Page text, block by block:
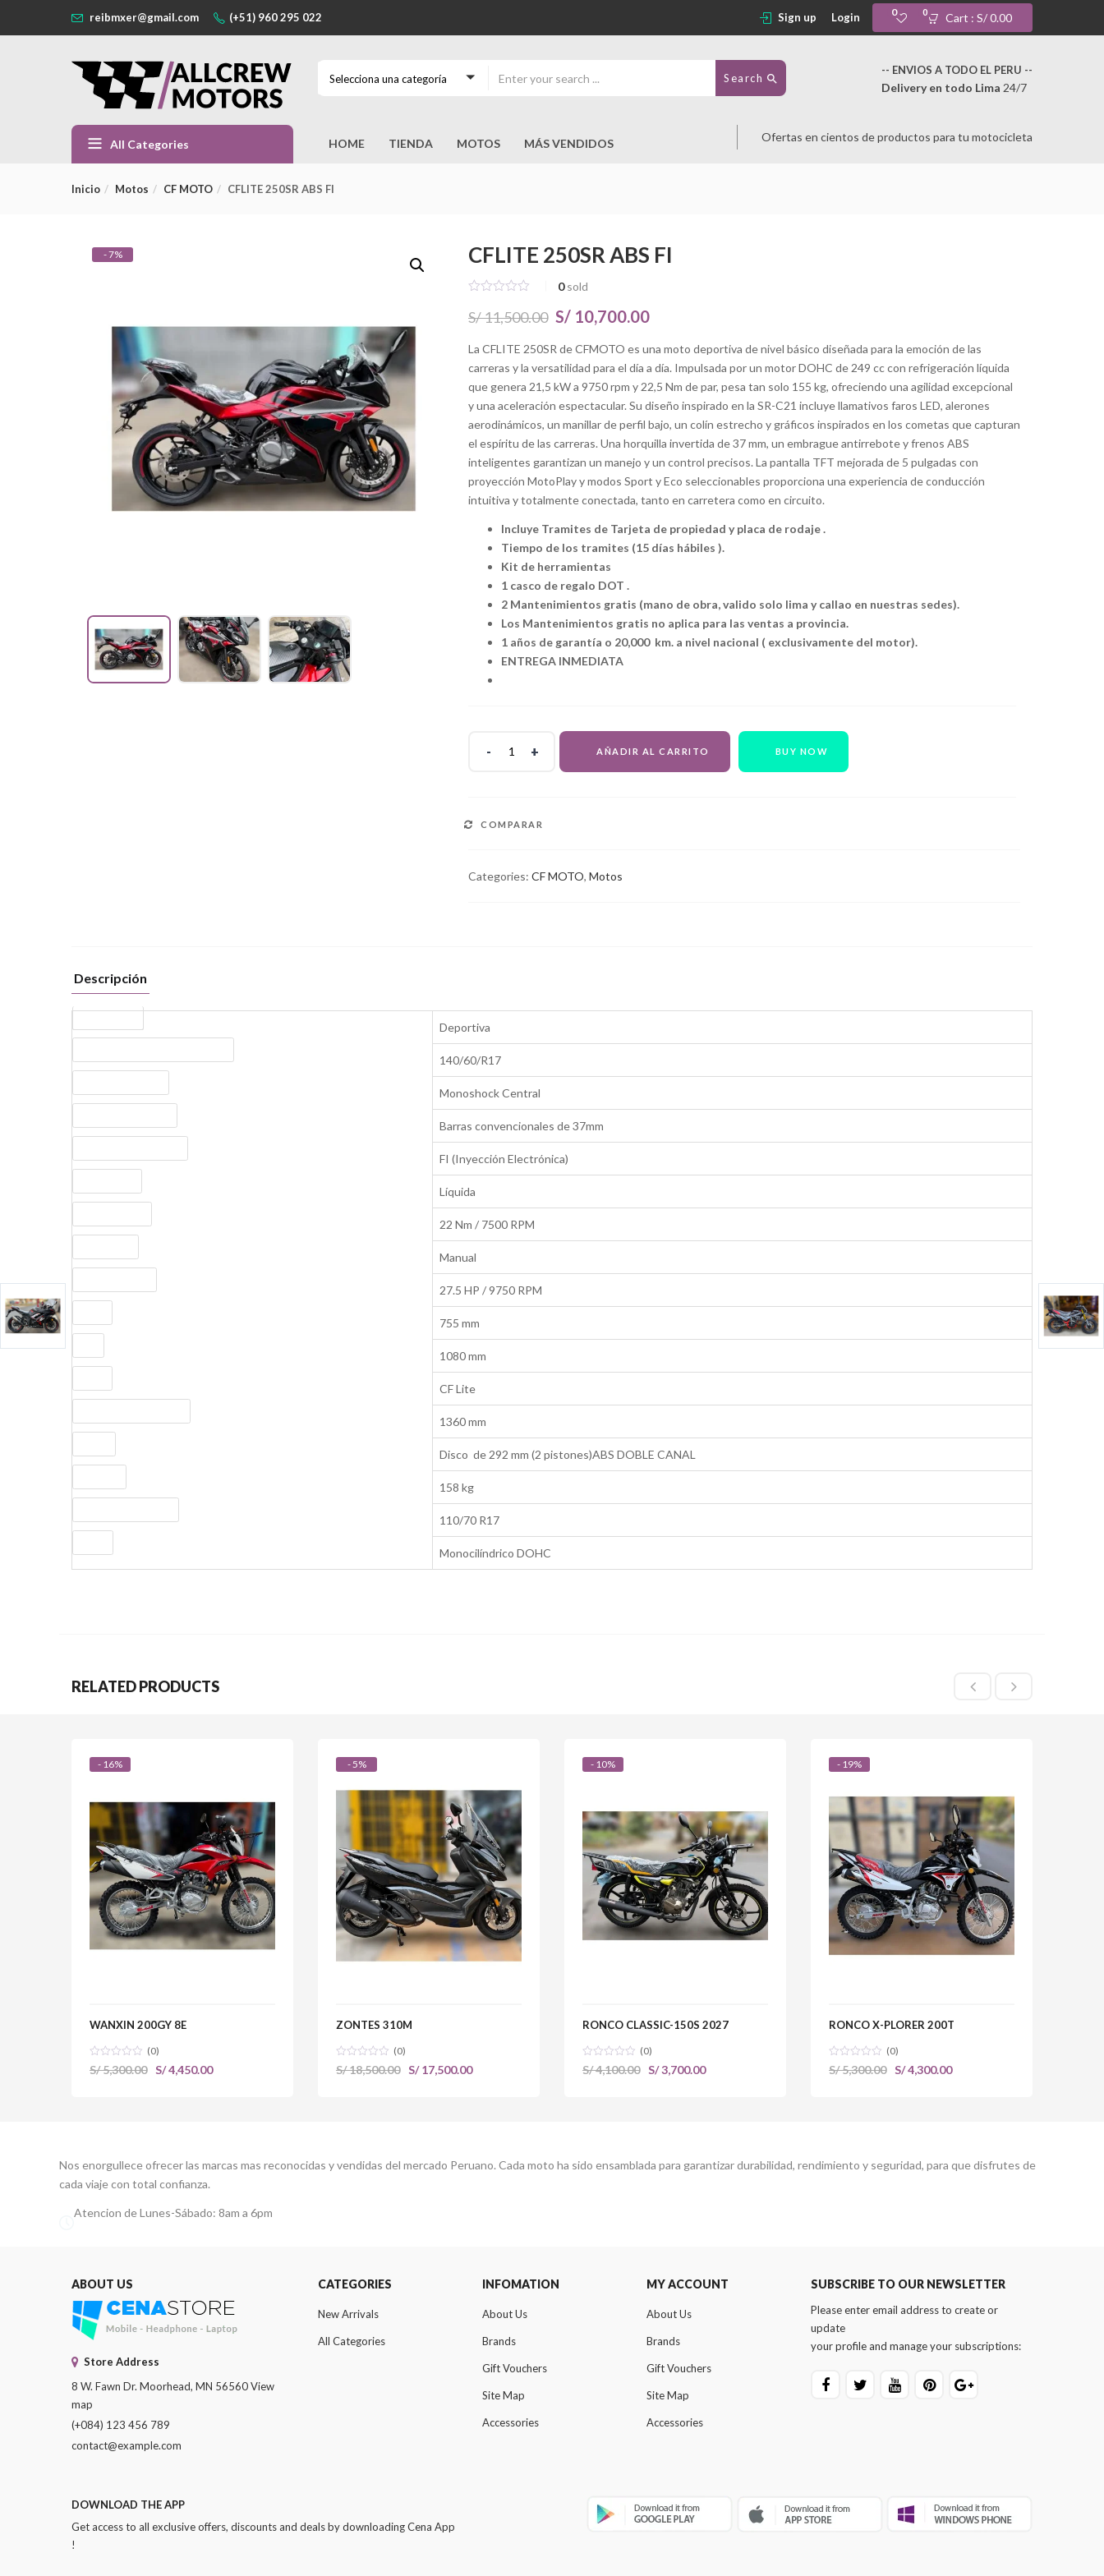
reibmxer@gmail.com (+51) 960 295 022 Cart : S/0.00
0
0
Sign up Login
Selecciona una categoría Search
-- ENVIOS A TODO EL PERU --
Delivery en todo Lima 24/7
All Categories HOME TIENDA MOTOS MÁS VENDIDOS Ofertas en cientos de productos para tu motocicleta
Inicio Motos CF MOTO CFLITE 250SR ABS FI
- 7% CFLITE 250SR ABS FI
0 sold
S/11,500.00 El
precio
original
S/ 11,500.00.
S/ 10,700.00El
precio
actual
es:
S/ 10,700.00.
La CFLITE 250SR de CFMOTO es una moto deportiva de nivel básico diseñada para la emoción de las
carreras y la versatilidad para el día a día. Impulsada por un motor DOHC de 249 cc con refrigeración líquida
que genera 21,5 kW a 9750 rpm y 22,5 Nm de par, pesa tan solo 155 kg, ofreciendo una agilidad excepcional
y una aceleración espectacular. Su diseño inspirado en la SR-C21 incluye llamativos faros LED, alerones
aerodinámicos, un manillar de perfil bajo, un colín estrecho y gráficos inspirados en los cometas que capturan
el espíritu de las carreras. Una horquilla invertida de 37 mm, un embrague antirrebote y frenos ABS
inteligentes garantizan un manejo y un control precisos. La pantalla TFT mejorada de 5 pulgadas con
proyección MotoPlay y modos Sport y Eco seleccionables proporciona una experiencia de conducción
intuitiva y totalmente conectada, tanto en carretera como en circuito.
Incluye Tramites de Tarjeta de propiedad y placa de rodaje .
Tiempo de los tramites (15 días hábiles ).
Kit de herramientas
1 casco de regalo DOT .
2 Mantenimientos gratis (mano de obra, valido solo lima y callao en nuestras sedes).
Los Mantenimientos gratis no aplica para las ventas a provincia.
1 años de garantía o 20,000 km. a nivel nacional ( exclusivamente del motor).
ENTREGA INMEDIATA
250SR
AÑADIR AL CARRITO BUY NOW
COMPARAR
Categories: CF MOTO, Motos
Descripción
Deportiva
140/60/R17
Monoshock Central
Barras convencionales de 37mm
FI (Inyección Electrónica)
Líquida
22 Nm / 7500 RPM
Manual
27.5 HP / 9750 RPM
755 mm
1080 mm
CF Lite
1360 mm
Disco de 292 mm (2 pistones)ABS DOBLE CANAL
158 kg
110/70 R17
Monocilíndrico DOHC
RELATED PRODUCTS
- 16%
WANXIN 200GY 8E
(0)
S/5,300.00
El
S/4,450.00El
- 5%
ZONTES 310M
(0)
S/18,500.00
El
S/17,500.00El
- 10%
RONCO CLASSIC-150S 2027
(0)
S/4,100.00
El
S/3,700.00El
- 19%
RONCO X-PLORER 200T
(0)
S/5,300.00
El
S/4,300.00El
Nos enorgullece ofrecer las marcas mas reconocidas y vendidas del mercado Peruano. Cada moto ha sido ensamblada para garantizar durabilidad, rendimiento y seguridad, para que disfrutes de
cada viaje con total confianza.
Atencion de Lunes-Sábado: 8am a 6pm
ABOUT US
Store Address
8 W. Fawn Dr. Moorhead, MN 56560View
map
(+084) 123 456 789
contact@example.com
CATEGORIES
New Arrivals
All Categories
INFOMATION
About Us
Brands
Gift Vouchers
Site Map
Accessories
MY ACCOUNT
About Us
Brands
Gift Vouchers
Site Map
Accessories
SUBSCRIBE TO OUR NEWSLETTER
Please enter email address to create or
update
your profile and manage your subscriptions:
DOWNLOAD THE APP
Get access to all exclusive offers, discounts and deals by downloading Cena App
!